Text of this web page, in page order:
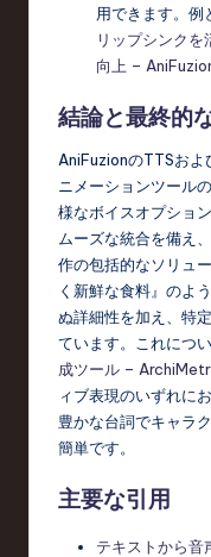
用できます。例
リップシンク
向上 –
結論と最終的
AniFuzionのTTSおよ
ニメーションツール
様なボイスオプショ
ムーズな統合を備え
作の包括的なソリュ
く新鮮な食料』のよ
ぬ詳細性を加え、特
ています。これについ
成ツール –
ィブ表現のいずれに
豊かな台詞でキャラ
簡単です。
主要な引用
テキストから音